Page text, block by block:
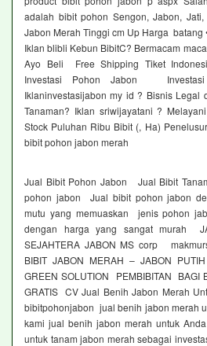
adalah bibit pohon Sengon, Jabon,
Jabon Merah Tinggi cm Up Harga batang
Iklan blibli Kebun BibitC? Bermacam
Ayo Beli Free Shipping Tiket
Investasi Pohon Jabon Investasi
Iklaninvestasijabon my id ? Bisnis Legal
Tanaman? Iklan sriwijayatani ?
Stock Puluhan Ribu Bibit (, Ha)
bibit pohon jabon merah
Jual Bibit Pohon Jabon Jual Bibit
pohon jabon Jual bibit pohon jabon
mutu yang memuaskan jenis pohon
dengan harga yang sangat murah
SEJAHTERA JABON MS corp
BIBIT JABON MERAH – JABON
GREEN SOLUTION PEMBIBITAN BAGI
GRATIS CV Jual Benih Jabon Merah
bibitpohonjabon jual benih jabon merah
kami jual benih jabon merah untuk
untuk tanam jabon merah sebagai